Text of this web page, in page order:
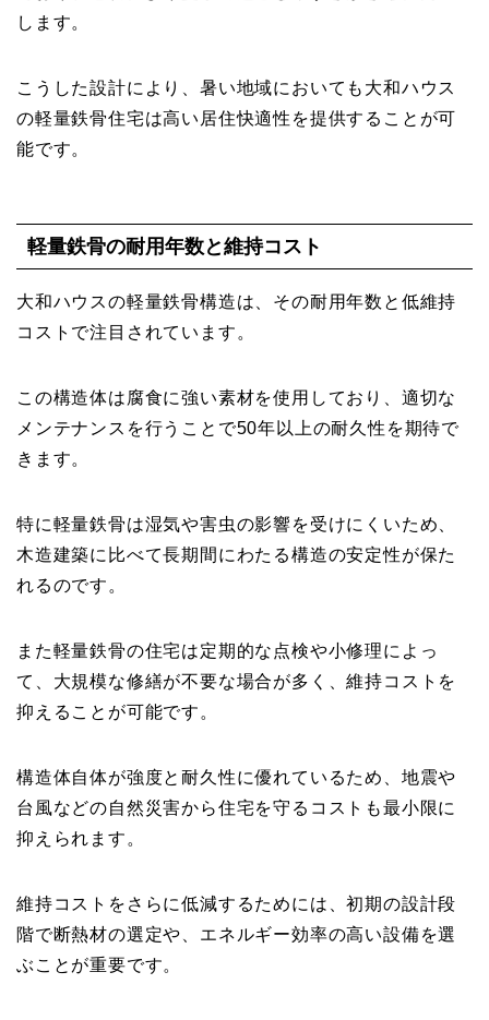
します。
こうした設計により、暑い地域においても大和ハウス
の軽量鉄骨住宅は高い居住快適性を提供することが可
能です。
軽量鉄骨の耐用年数と維持コスト
大和ハウスの軽量鉄骨構造は、その耐用年数と低維持
コストで注目されています。
この構造体は腐食に強い素材を使用しており、適切な
メンテナンスを行うことで50年以上の耐久性を期待で
きます。
特に軽量鉄骨は湿気や害虫の影響を受けにくいため、
木造建築に比べて長期間にわたる構造の安定性が保た
れるのです。
また軽量鉄骨の住宅は定期的な点検や小修理によっ
て、大規模な修繕が不要な場合が多く、維持コストを
抑えることが可能です。
構造体自体が強度と耐久性に優れているため、地震や
台風などの自然災害から住宅を守るコストも最小限に
抑えられます。
維持コストをさらに低減するためには、初期の設計段
階で断熱材の選定や、エネルギー効率の高い設備を選
ぶことが重要です。